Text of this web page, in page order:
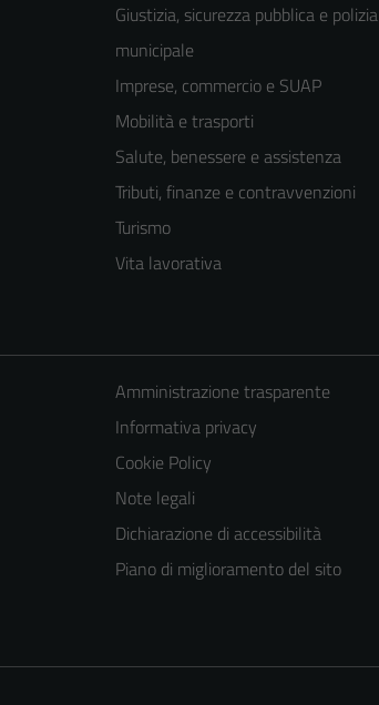
Giustizia, sicurezza pubblica e polizia
municipale
Imprese, commercio e SUAP
Mobilità e trasporti
Salute, benessere e assistenza
Tributi, finanze e contravvenzioni
Turismo
Vita lavorativa
Amministrazione trasparente
Informativa privacy
Cookie Policy
Note legali
Dichiarazione di accessibilità
Piano di miglioramento del sito
Tecnici
Questi cookie
sono necessari